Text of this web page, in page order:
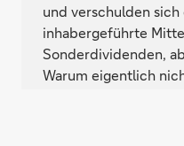
und verschulden
inhabergeführte
Sonderdividenden,
Warum eigentlich